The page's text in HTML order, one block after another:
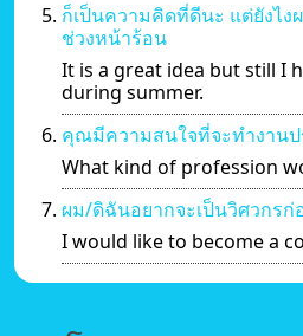
ก็เป็นความคิดที่ดีนะ แต่ยังไ
ช่วงหน้าร้อน
It is a great idea but still I
during summer.
คุณมีความสนใจที่จะทำงานป
What kind of profession
ผม/ดิฉันอยากจะเป็นวิศวกรก่
I would like to become a